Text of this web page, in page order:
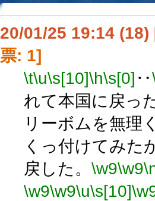
20/01/25 19:14 (18)
票: 1]
\t\u\s[10]\h\s[0] ‥
れて本国に戻っ
リーボムを無理
くっ付けてみた
戻した。 \w9\w9
\w9\w9\u\s[10]